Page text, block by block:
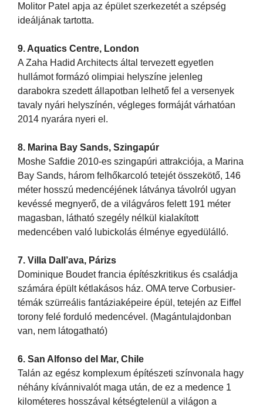
Molitor Patel apja az épület szerkezetét a szépség
ideáljának tartotta.
9. Aquatics Centre, London
A Zaha Hadid Architects által tervezett egyetlen
hullámot formázó olimpiai helyszíne jelenleg
darabokra szedett állapotban lelhető fel a versenyek
tavaly nyári helyszínén, végleges formáját várhatóan
2014 nyarára nyeri el.
8. Marina Bay Sands, Szingapúr
Moshe Safdie 2010-es szingapúri attrakciója, a Marina
Bay Sands, három felhőkarcoló tetejét összekötő, 146
méter hosszú medencéjének látványa távolról ugyan
kevéssé megnyerő, de a világváros felett 191 méter
magasban, látható szegély nélkül kialakított
medencében való lubickolás élménye egyedülálló.
7. Villa Dall’ava, Párizs
Dominique Boudet francia építészkritikus és családja
számára épült kétlakásos ház. OMA terve Corbusier-
témák szürreális fantáziaképeire épül, tetején az Eiffel
torony felé forduló medencével. (Magántulajdonban
van, nem látogatható)
6. San Alfonso del Mar, Chile
Talán az egész komplexum építészeti színvonala hagy
néhány kívánnivalót maga után, de ez a medence 1
kilométeres hosszával kétségtelenül a világon a